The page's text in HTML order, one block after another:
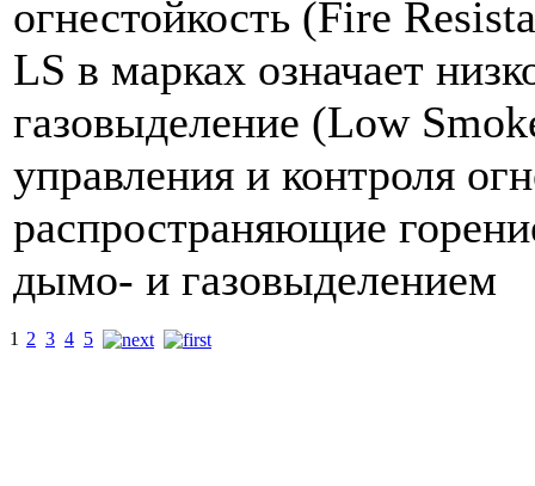
огнестойкость (Fire
LS в марках означает
газовыделение (Low
управления и контроля
распространяющие
дымо- и газовыделением
1 2 3 4 5